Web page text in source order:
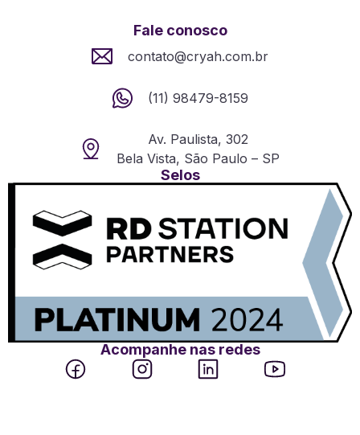
Fale conosco
contato@cryah.com.br
(11) 98479-8159
Av. Paulista, 302
Bela Vista, São Paulo – SP
Selos
Acompanhe nas redes